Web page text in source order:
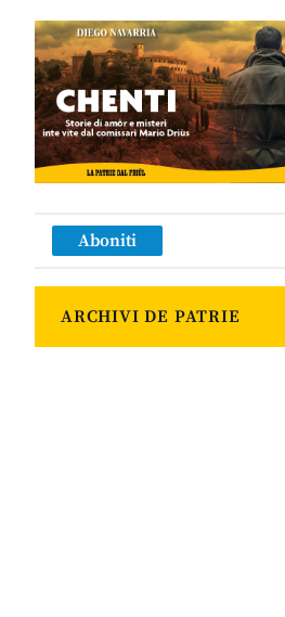
Aboniti
ARCHIVI DE PATRIE